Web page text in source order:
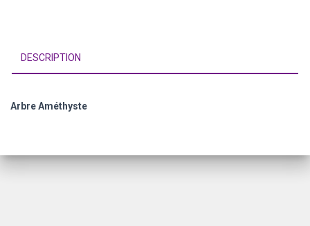
DESCRIPTION
Arbre Améthyste